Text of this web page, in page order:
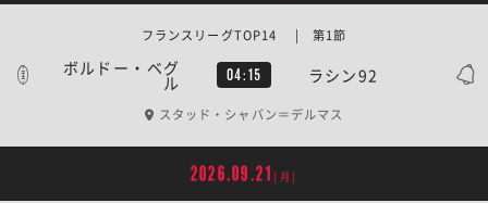
ボルドー・ベグ
ル 04:15 ラシン92
フランスリーグTOP14 | 第1節
スタッド・シャバン＝デルマス
2026.09.21 [月]